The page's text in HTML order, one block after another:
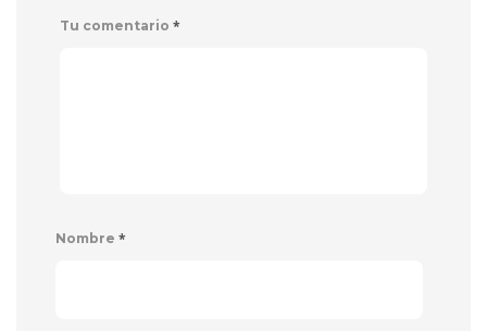
Tu comentario *
Nombre *